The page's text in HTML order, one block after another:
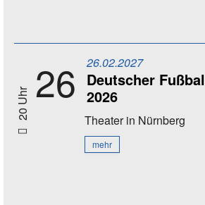
20 Uhr 26 26.02.2027
Deutscher
2026
Theaterin Nürnberg
mehr